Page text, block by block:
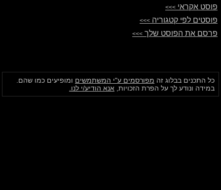
פוסט אקראי >>>
פוסטים לפי קטגוריה >>>
פרסם את הפוסט שלך >>>
כל התכנים בבלוג זה מפורסמים ע"י המשתמשים ומופיעים כמו שהם.
במידה ונודע לך על הפרת הזכויות, אנא הודיע/י לנו.